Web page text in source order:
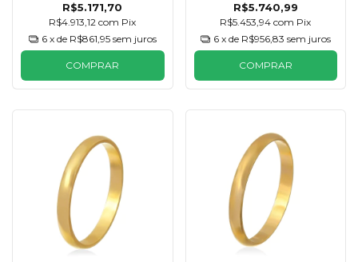
R$5.171,70
R$4.913,12com Pix
6 x de R$861,95 sem juros
COMPRAR
R$5.740,99
R$5.453,94com Pix
6 x de R$956,83 sem juros
COMPRAR